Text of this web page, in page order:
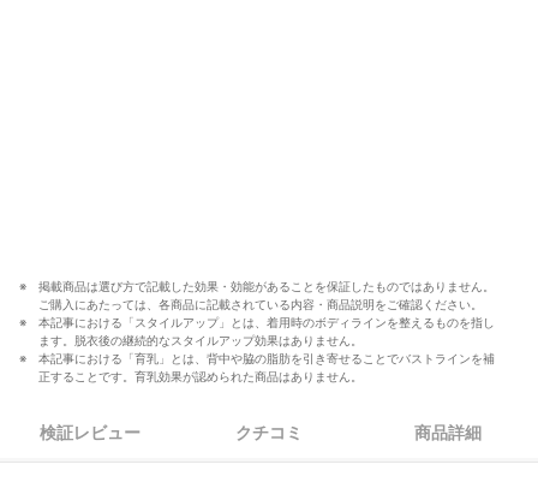
掲載商品は選び方で記載した効果・効能があることを保証したものではありません。
ご購入にあたっては、各商品に記載されている内容・商品説明をご確認ください。
本記事における「スタイルアップ」とは、着用時のボディラインを整えるものを指し
ます。脱衣後の継続的なスタイルアップ効果はありません。
本記事における「育乳」とは、背中や脇の脂肪を引き寄せることでバストラインを補
正することです。育乳効果が認められた商品はありません。
検証レビュー クチコミ 商品詳細